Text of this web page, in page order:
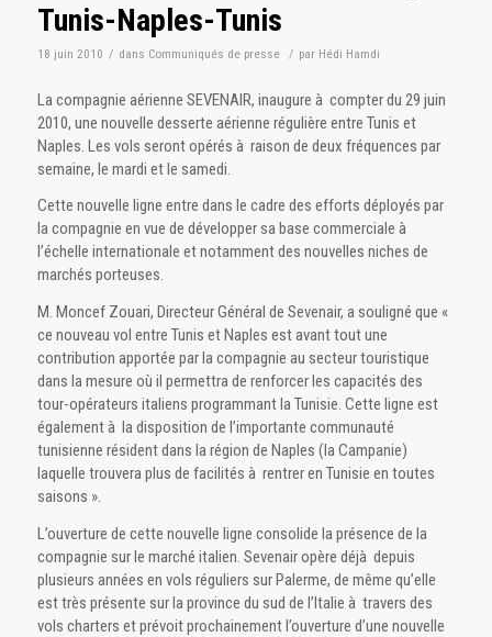
Tunis-Naples-Tunis
18 juin 2010 / dans Communiqués de presse / par Hédi Hamdi
La compagnie aérienne SEVENAIR, inaugure à compter du 29 juin
2010, une nouvelle desserte aérienne régulière entre Tunis et
Naples. Les vols seront opérés à raison de deux fréquences par
semaine, le mardi et le samedi.
Cette nouvelle ligne entre dans le cadre des efforts déployés par
la compagnie en vue de développer sa base commerciale à
l’échelle internationale et notamment des nouvelles niches de
marchés porteuses.
M. Moncef Zouari, Directeur Général de Sevenair, a souligné que «
ce nouveau vol entre Tunis et Naples est avant tout une
contribution apportée par la compagnie au secteur touristique
dans la mesure où il permettra de renforcer les capacités des
tour-opérateurs italiens programmant la Tunisie. Cette ligne est
également à la disposition de l’importante communauté
tunisienne résident dans la région de Naples (la Campanie)
laquelle trouvera plus de facilités à rentrer en Tunisie en toutes
saisons ».
L’ouverture de cette nouvelle ligne consolide la présence de la
compagnie sur le marché italien. Sevenair opère déjà depuis
plusieurs années en vols réguliers sur Palerme, de même qu’elle
est très présente sur la province du sud de l’Italie à travers des
vols charters et prévoit prochainement l’ouverture d’une nouvelle